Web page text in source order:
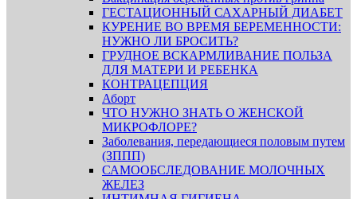
ГЕСТАЦИОННЫЙ САХАРНЫЙ ДИАБЕТ
КУРЕНИЕ ВО ВРЕМЯ БЕРЕМЕННОСТИ:
НУЖНО ЛИ БРОСИТЬ?
ГРУДНОЕ ВСКАРМЛИВАНИЕ ПОЛЬЗА
ДЛЯ МАТЕРИ И РЕБЕНКА
КОНТРАЦЕПЦИЯ
Аборт
ЧТО НУЖНО ЗНАТЬ О ЖЕНСКОЙ
МИКРОФЛОРЕ?
Заболевания, передающиеся половым путем
(ЗППП)
САМООБСЛЕДОВАНИЕ МОЛОЧНЫХ
ЖЕЛЕЗ